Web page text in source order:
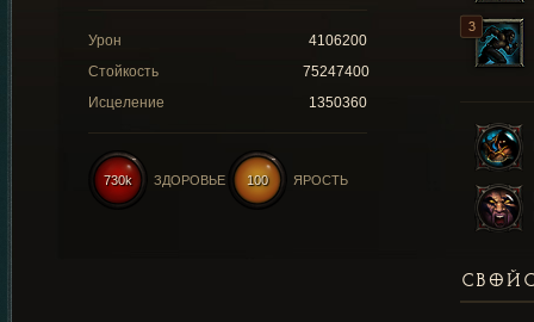
Урон
4106200
Стойкость
75247400
Исцеление
1350360
100 ЯРОСТЬ
730k ЗДОРОВЬЕ